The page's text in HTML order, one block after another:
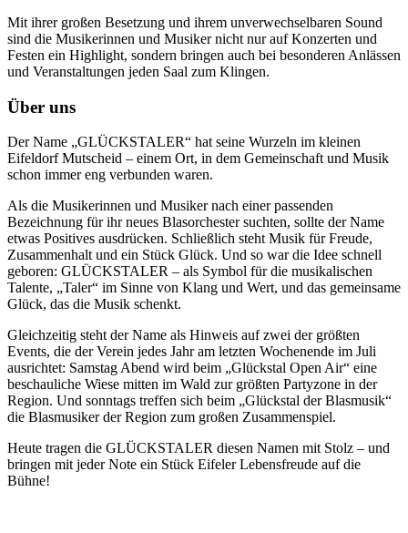
Mit ihrer großen Besetzung und ihrem unverwechselbaren Sound
sind die Musikerinnen und Musiker nicht nur auf Konzerten und
Festen ein Highlight, sondern bringen auch bei besonderen Anlässen
und Veranstaltungen jeden Saal zum Klingen.
Über uns
Der Name „GLÜCKSTALER“ hat seine Wurzeln im kleinen
Eifeldorf Mutscheid – einem Ort, in dem Gemeinschaft und Musik
schon immer eng verbunden waren.
Als die Musikerinnen und Musiker nach einer passenden
Bezeichnung für ihr neues Blasorchester suchten, sollte der Name
etwas Positives ausdrücken. Schließlich steht Musik für Freude,
Zusammenhalt und ein Stück Glück. Und so war die Idee schnell
geboren: GLÜCKSTALER – als Symbol für die musikalischen
Talente, „Taler“ im Sinne von Klang und Wert, und das gemeinsame
Glück, das die Musik schenkt.
Gleichzeitig steht der Name als Hinweis auf zwei der größten
Events, die der Verein jedes Jahr am letzten Wochenende im Juli
ausrichtet: Samstag Abend wird beim „Glückstal Open Air“ eine
beschauliche Wiese mitten im Wald zur größten Partyzone in der
Region. Und sonntags treffen sich beim „Glückstal der Blasmusik“
die Blasmusiker der Region zum großen Zusammenspiel.
Heute tragen die GLÜCKSTALER diesen Namen mit Stolz – und
bringen mit jeder Note ein Stück Eifeler Lebensfreude auf die
Bühne!